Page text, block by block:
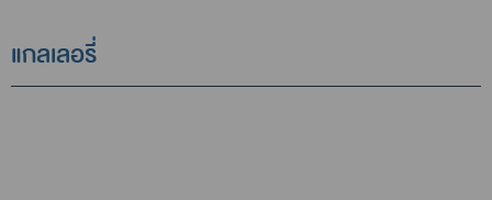
แกลเลอรี่